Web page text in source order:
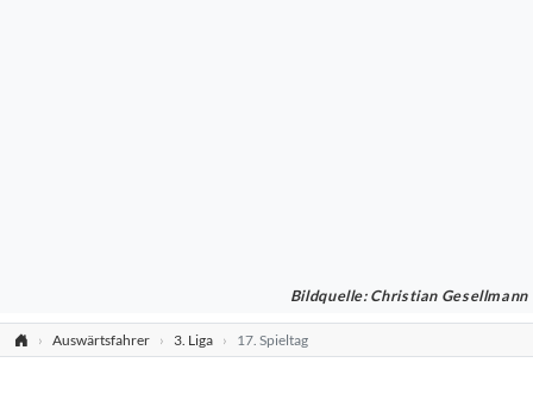
Bildquelle: Christian Gesellmann
Auswärtsfahrer 3. Liga 17. Spieltag